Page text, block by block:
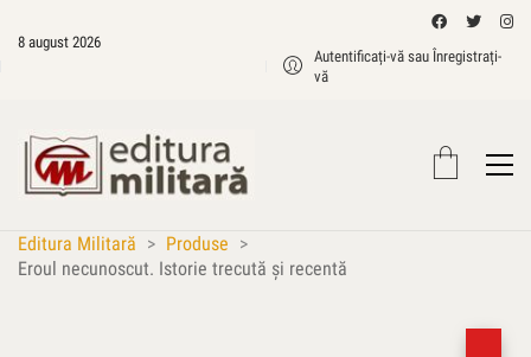
8 august 2026
Autentificați-vă sau Înregistrați-
vă
Editura Militară > Produse >
Eroul necunoscut. Istorie trecută şi recentă